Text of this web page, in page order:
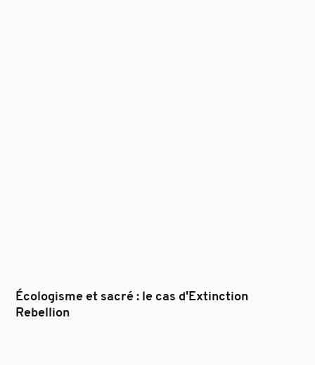
Écologisme et sacré : le cas d'Extinction
Rebellion